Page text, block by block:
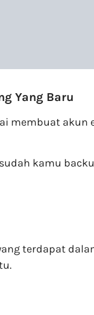
Yang Baru
membuat akun
kamu
terdapat